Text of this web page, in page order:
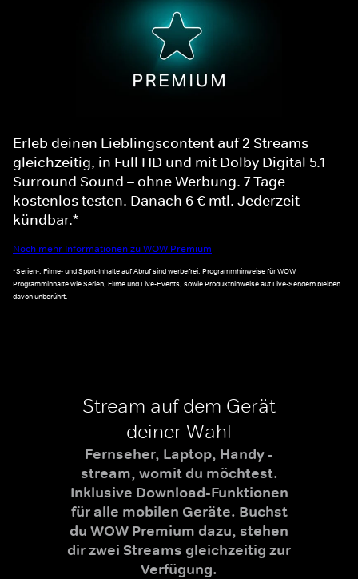
Erleb deinen Lieblingscontent auf 2 Streams
gleichzeitig, in Full HD und mit Dolby Digital 5.1
Surround Sound – ohne Werbung. 7 Tage
kostenlos testen. Danach 6 € mtl. Jederzeit
kündbar.*
Noch mehr Informationen zu WOW Premium
*Serien-, Filme- und Sport-Inhalte auf Abruf sind werbefrei. Programmhinweise für WOW
Programminhalte wie Serien, Filme und Live-Events, sowie Produkthinweise auf Live-Sendern bleiben
davon unberührt.
Stream auf dem Gerät
deiner Wahl
Fernseher, Laptop, Handy -
stream, womit du möchtest.
Inklusive Download-Funktionen
für alle mobilen Geräte. Buchst
du WOW Premium dazu, stehen
dir zwei Streams gleichzeitig zur
Verfügung.